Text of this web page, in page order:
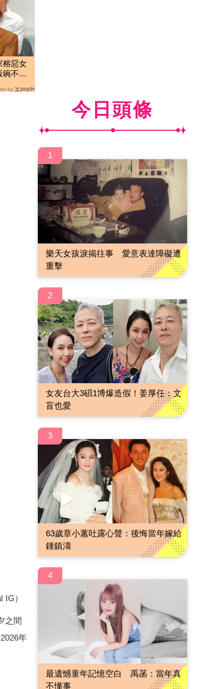
榕惡女
不保
by
）
之間
年
今日頭條
1
樂天女孩淚揭往事 愛意表達障礙遭
重擊
2
女友台大3碩1博爆造假！姜厚任：文
盲也愛
3
63歲章小蕙吐露心聲：後悔當年嫁給
鍾鎮濤
4
最遺憾童年記憶空白 禹菡：當年真
不懂事